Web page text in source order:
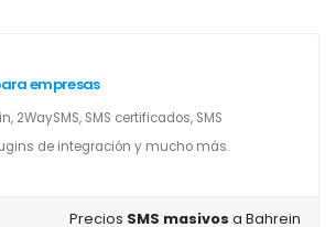
empresas
2WaySMS, SMS certificados, SMS
de integración y mucho más.
Precios SMS masivosa Bahrein